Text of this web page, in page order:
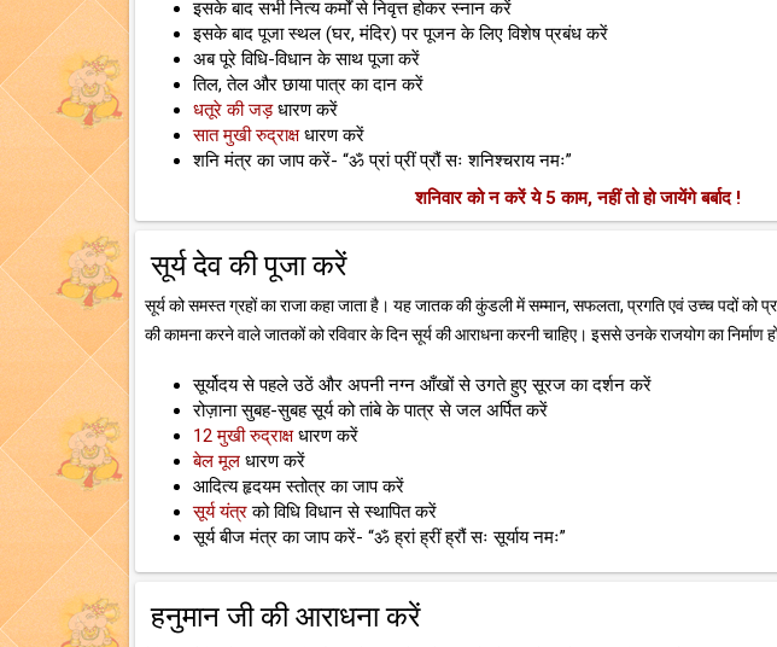
इसके बाद सभी नित्य कर्मों से निवृत्त होकर स्नान करें
इसके बाद पूजा स्थल (घर, मंदिर) पर पूजन के लिए विशेष प्रबंध करें
अब पूरे विधि-विधान के साथ पूजा करें
तिल, तेल और छाया पात्र का दान करें
धतूरे की जड़धारण करें
सात मुखी रुद्राक्षधारण करें
शनि मंत्र का जाप करें- “ॐ प्रां प्रीं प्रौं सः शनिश्चराय नमः”
शनिवार को न करें ये 5 काम, नहीं तो हो जायेंगे बर्बाद !
सूर्य देव की पूजा करें
सूर्य को समस्त ग्रहों का राजा कहा जाता है। यह जातक की कुंडली में सम्मान, सफलता, प्रगति एवं उच्च पदों को
की कामना करने वाले जातकों को रविवार के दिन सूर्य की आराधना करनी चाहिए। इससे उनके राजयोग का निर्माण
सूर्योदय से पहले उठें और अपनी नग्न आँखों से उगते हुए सूरज का दर्शन करें
रोज़ाना सुबह-सुबह सूर्य को तांबे के पात्र से जल अर्पित करें
12 मुखी रुद्राक्षधारण करें
बेल मूल धारण करें
आदित्य हृदयम स्तोत्र का जाप करें
सूर्य यंत्रको विधि विधान से स्थापित करें
सूर्य बीज मंत्र का जाप करें- “ॐ ह्रां ह्रीं ह्रौं सः सूर्याय नमः”
हनुमान जी की आराधना करें